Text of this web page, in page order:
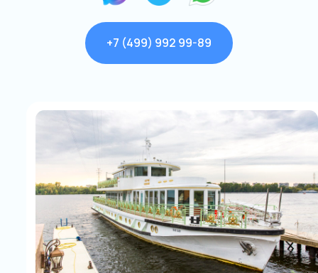
+7 (499) 992 99-89
Яхта Sunseeker
до 10 человек
от 28 000 р./час
МО и водохранилища